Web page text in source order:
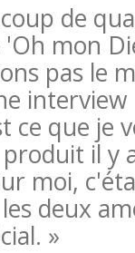
de
mon
pas le
ce que je
il y
moi,
deux
»